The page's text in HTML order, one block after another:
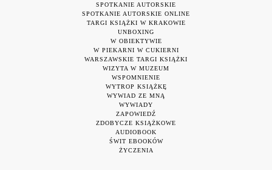
SPOTKANIE AUTORSKIE
SPOTKANIE AUTORSKIE ONLINE
TARGI KSIĄŻKI W KRAKOWIE
UNBOXING
W OBIEKTYWIE
W PIEKARNI W CUKIERNI
WARSZAWSKIE TARGI KSIĄŻKI
WIZYTA W MUZEUM
WSPOMNIENIE
WYTROP KSIĄŻKĘ
WYWIAD ZE MNĄ
WYWIADY
ZAPOWIEDŹ
ZDOBYCZE KSIĄŻKOWE
AUDIOBOOK
ŚWIT EBOOKÓW
ŻYCZENIA